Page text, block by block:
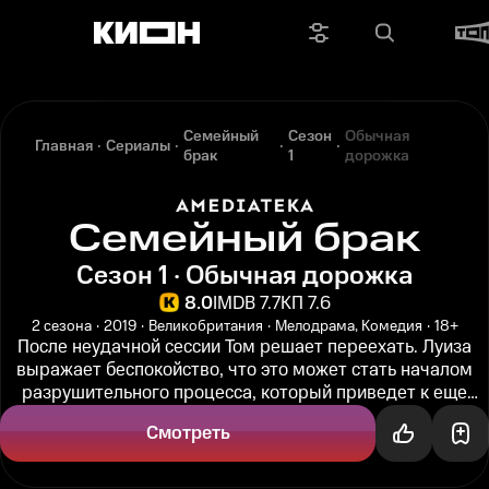
Главная Сериалы Семейный
брак
Сезон
1
Обычная
дорожка
Семейный брак
Сезон 1 · Обычная дорожка
8.0IMDB 7.7КП 7.6
2 сезона 2019 Великобритания Мелодрама, Комедия 18+
После неудачной сессии Том решает переехать. Луиза
выражает беспокойство, что это может стать началом
разрушительного процесса, который приведет к еще
большему дистанцированию...
Смотреть